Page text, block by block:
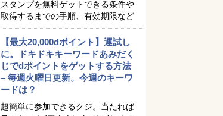
スタンプを無料ゲットできる条件や
取得するまでの手順、有効期限など
【最大20,000dポイント】運試し
に。ドキドキキーワードあみだく
じでdポイントをゲットする方法
– 毎週火曜日更新。今週のキーワ
ードは？
超簡単に参加できるクジ。当たれば